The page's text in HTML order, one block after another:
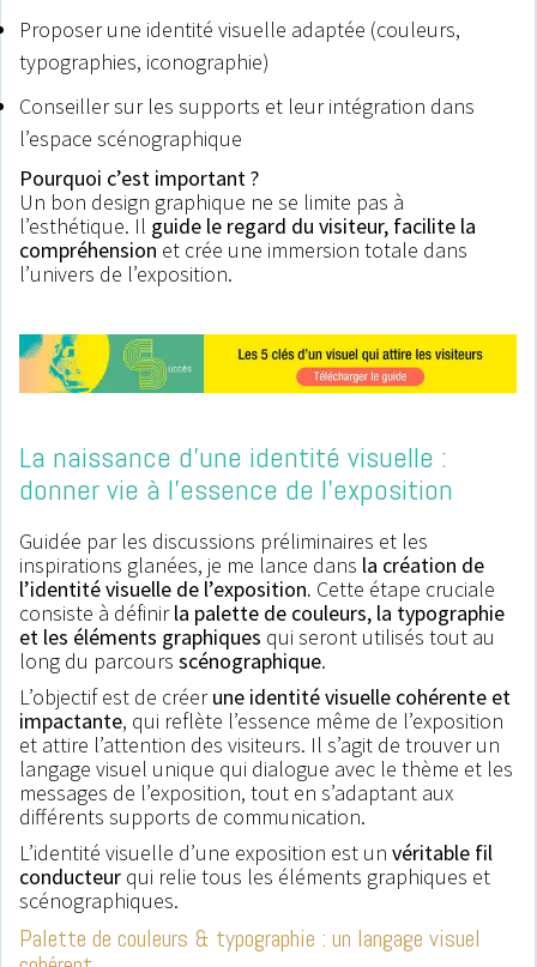
Proposer une identité visuelle adaptée (couleurs,
typographies, iconographie)
Conseiller sur les supports et leur intégration dans
l’espace scénographique
Pourquoi c’est important ?
Un bon design graphique ne se limite pas à
l’esthétique. Il guide le regard du visiteur, facilite la
compréhension et crée une immersion totale dans
l’univers de l’exposition.
La naissance d’une identité visuelle :
donner vie à l’essence de l’exposition
Guidée par les discussions préliminaires et les
inspirations glanées, je me lance dans la création de
l’identité visuelle de l’exposition. Cette étape cruciale
consiste à définirla palette de couleurs, la typographie
et les éléments graphiques qui seront utilisés tout au
long du parcours scénographique.
L’objectif est de créerune identité visuelle cohérente et
impactante, qui reflète l’essence même de l’exposition
et attire l’attention des visiteurs. Il s’agit de trouver un
langage visuel unique qui dialogue avec le thème et les
messages de l’exposition, tout en s’adaptant aux
différents supports de communication.
L’identité visuelle d’une exposition est un véritable fil
conducteur qui relie tous les éléments graphiques et
scénographiques.
Palette de couleurs & typographie : un langage visuel